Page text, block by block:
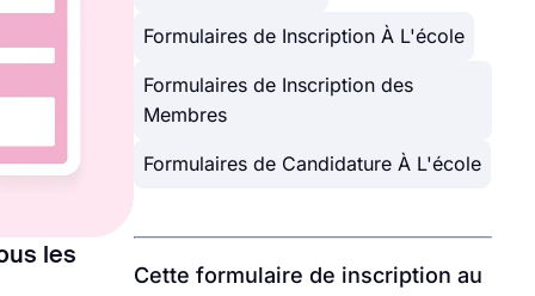
les
Formulaires de Inscription À L'école
Formulaires de Inscription des
Membres
Formulaires de Candidature À L'école
Cette formulaire de inscription au